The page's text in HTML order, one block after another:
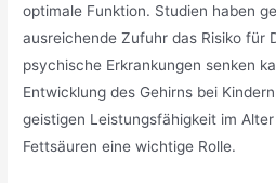
optimale Funktion. Studien haben
ausreichende Zufuhr das Risiko für
psychische Erkrankungen senken
Entwicklung des Gehirns bei
geistigen Leistungsfähigkeit im
Fettsäuren eine wichtige Rolle.